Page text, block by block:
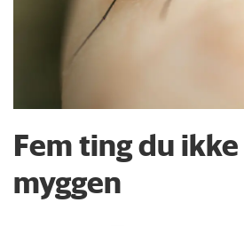
Fem ting du
myggen